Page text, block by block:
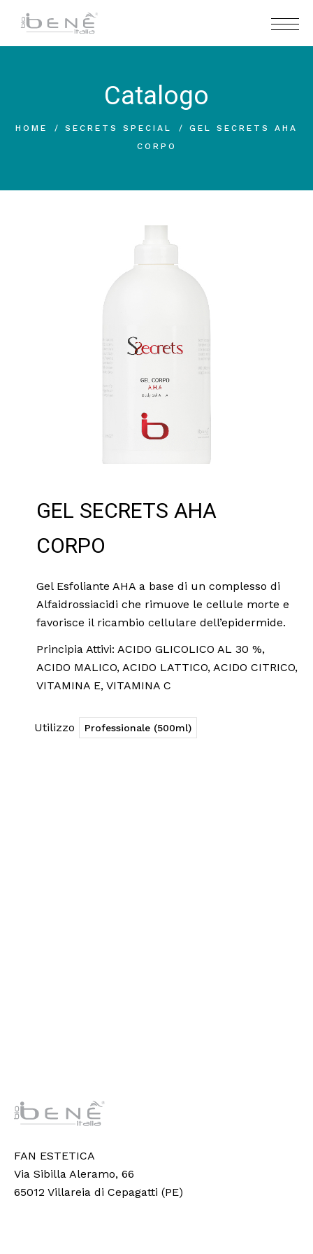
Catalogo
HOME SECRETS SPECIAL
GEL SECRETS AHA
CORPO
GEL SECRETS AHA
CORPO
Gel Esfoliante AHA a base di un complesso di
Alfaidrossiacidi che rimuove le cellule morte e
favorisce il ricambio cellulare dell’epidermide.
Principia Attivi: ACIDO GLICOLICO AL 30 %,
ACIDO MALICO, ACIDO LATTICO, ACIDO CITRICO,
VITAMINA E, VITAMINA C
Utilizzo Professionale (500ml)
FAN ESTETICA
Via Sibilla Aleramo, 66
65012 Villareia di Cepagatti (PE)